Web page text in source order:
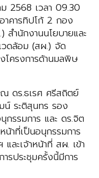
เวลา 09.30
คารทิปโก้ 2 กอง
ำนักงานนโยบายและ
วดล้อม (สผ.) จัด
โครงการด้านมลพิษ
ดร.ธเรศ ศรีสถิตย์
ระติสุนทร รอง
กรรมการ และ ดร.จิต
น้าที่เป็นอนุกรรมการ
ละเจ้าหน้าที่ สผ. เข้า
รประชุมครั้งนี้มีการ